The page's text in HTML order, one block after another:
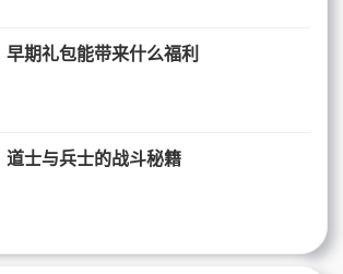
早期礼包能带来什么福利
道士与兵士的战斗秘籍